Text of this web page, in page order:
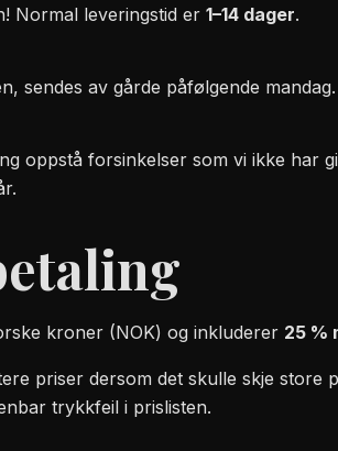
Normal leveringstid er 1–14 dager.
sendes av gårde påfølgende mandag.
oppstå forsinkelser som vi ikke har
kroner (NOK) og inkluderer 25 %
priser dersom det skulle skje store
trykkfeil i prislisten.